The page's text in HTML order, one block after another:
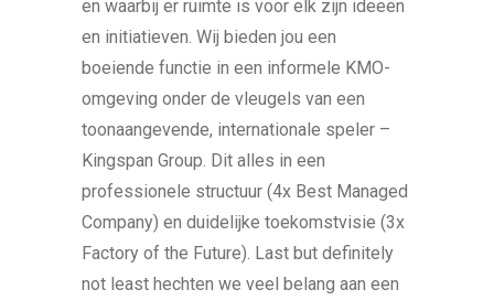
en waarbij er ruimte is voor elk zijn ideeën
en initiatieven. Wij bieden jou een
boeiende functie in een informele KMO-
omgeving onder de vleugels van een
toonaangevende, internationale speler –
Kingspan Group. Dit alles in een
professionele structuur (4x Best Managed
Company) en duidelijke toekomstvisie (3x
Factory of the Future). Last but definitely
not least hechten we veel belang aan een